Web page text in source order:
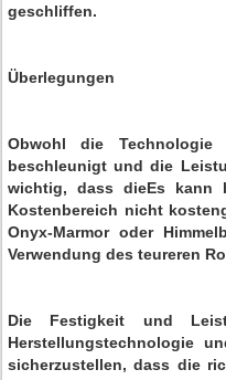
geschliffen.
Überlegungen
Obwohl die
beschleunigt und die
wichtig, dass dieEs kann
Kostenbereich nicht
Onyx-Marmor oder
Verwendung des teureren
Die Festigkeit und
Herstellungstechnologie
sicherzustellen, dass die